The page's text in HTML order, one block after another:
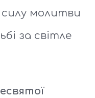
молитви
за світле